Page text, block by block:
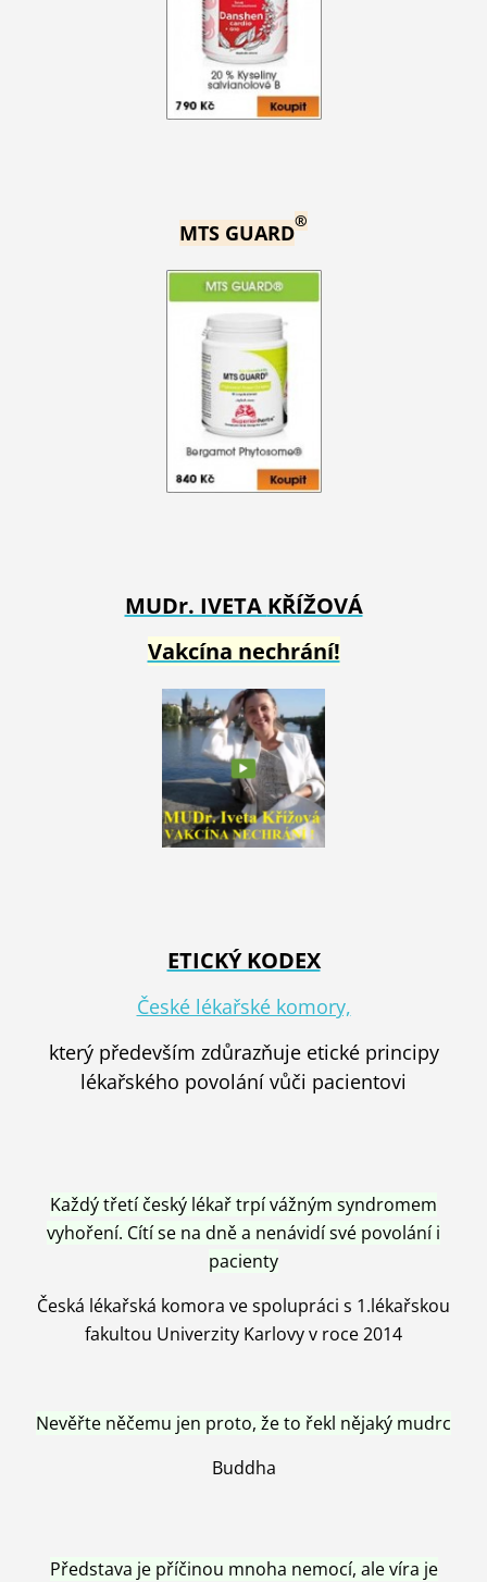
MTS GUARD®
MUDr. IVETA KŘÍŽOVÁ
Vakcína nechrání!
ETICKÝ KODEX
České lékařské komory,
který především zdůrazňuje etické principy
lékařského povolání vůči pacientovi
Každý třetí český lékař trpí vážným syndromem
vyhoření. Cítí se na dně a nenávidí své povolání i
pacienty
Česká lékařská komora ve spolupráci s 1.lékařskou
fakultou Univerzity Karlovy v roce 2014
Nevěřte něčemu jen proto, že to řekl nějaký mudrc
Buddha
Představa je příčinou mnoha nemocí, ale víra je